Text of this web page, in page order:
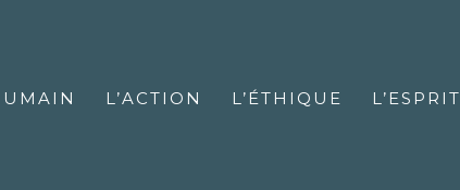
L’ACTION L’ÉTHIQUE L’ESPRIT